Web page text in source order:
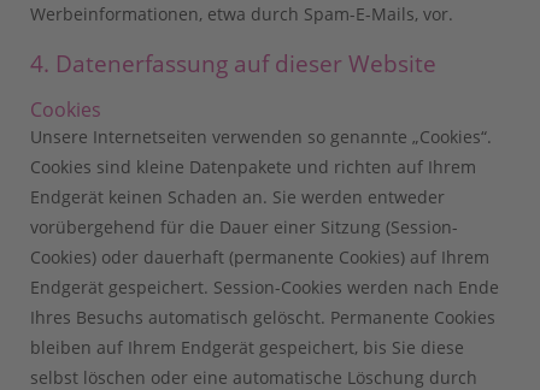
Werbeinformationen, etwa durch Spam-E-Mails, vor.
4. Datenerfassung auf dieser Website
Cookies
Unsere Internetseiten verwenden so genannte „Cookies“.
Cookies sind kleine Datenpakete und richten auf Ihrem
Endgerät keinen Schaden an. Sie werden entweder
vorübergehend für die Dauer einer Sitzung (Session-
Cookies) oder dauerhaft (permanente Cookies) auf Ihrem
Endgerät gespeichert. Session-Cookies werden nach Ende
Ihres Besuchs automatisch gelöscht. Permanente Cookies
bleiben auf Ihrem Endgerät gespeichert, bis Sie diese
selbst löschen oder eine automatische Löschung durch